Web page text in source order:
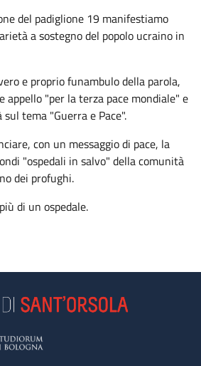
del padiglione 19 manifestiamo
a sostegno del popolo ucraino in
e proprio funambulo della parola,
appello "per la terza pace mondiale" e
tema "Guerra e Pace".
con un messaggio di pace, la
"ospedali in salvo" della comunità
dei profughi.
di un ospedale.